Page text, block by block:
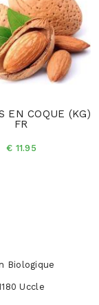
EN COQUE (KG)
FR
€ 11.95
Biologique
Uccle